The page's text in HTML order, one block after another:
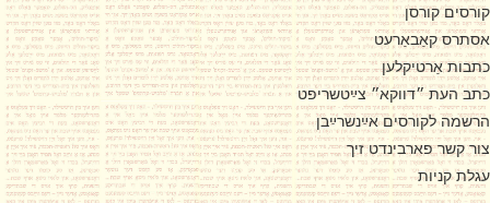
קורסים קורסן
אסתרס קאַבאַרעט
כתבות אַרטיקלען
כתב העת ״דווקא״ צײַטשריפט
הרשמה לקורסים אײַנשרײַבן
צור קשר פארבינדט זיך
עגלת קניות